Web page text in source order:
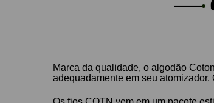
Marca da qualidade, o algodão
adequadamente em seu